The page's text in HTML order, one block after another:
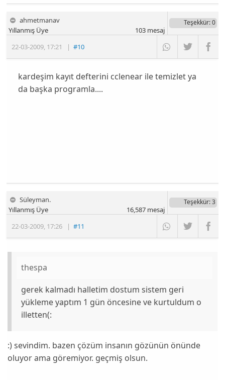
ahmetmanav
22-03-2009, 17:21 |#10
Yıllanmış Üye
Teşekkür: 0
103mesaj
kardeşim kayıt defterini cclenear ile temizlet ya
da başka programla....
Süleyman.
22-03-2009 17:26 |#11
Yıllanmış Üye
Teşekkür: 3
16,587mesaj
thespa
gerek kalmadı halletim dostum sistem geri
yükleme yaptım 1 gün öncesine ve kurtuldum o
illetten(:
:) sevindim. bazen çözüm insanın gözünün önünde
oluyor ama göremiyor. geçmiş olsun.